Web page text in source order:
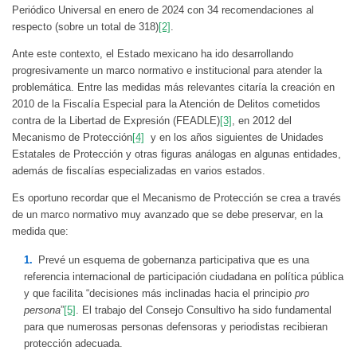
Periódico Universal en enero de 2024 con 34 recomendaciones al
respecto (sobre un total de 318)[2]
Ante este contexto, el Estado mexicano ha ido desarrollando
progresivamente un marco normativo e institucional para atender la
problemática. Entre las medidas más relevantes citaría la creación en
2010 de la Fiscalía Especial para la Atención de Delitos cometidos
contra de la Libertad de Expresión (FEADLE)[3] , en 2012 del
Mecanismo de Protección[4]
y en los años siguientes de Unidades
Estatales de Protección y otras figuras análogas en algunas entidades,
además de fiscalías especializadas en varios estados.
Es oportuno recordar que el Mecanismo de Protección se crea a través
de un marco normativo muy avanzado que se debe preservar, en la
medida que:
Prevé un esquema de gobernanza participativa que es una
referencia internacional de participación ciudadana en política pública
y que facilita “decisiones más inclinadas hacia el principio pro
persona”[5] . El trabajo del Consejo Consultivo ha sido fundamental
para que numerosas personas defensoras y periodistas recibieran
protección adecuada.